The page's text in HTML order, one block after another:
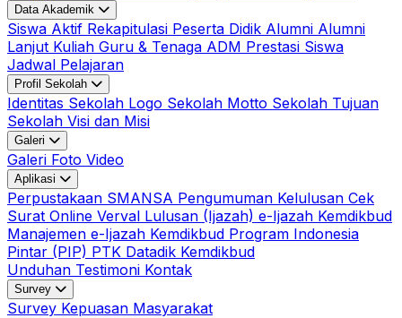
Data Akademik
Siswa Aktif Rekapitulasi Peserta Didik Alumni Alumni
Lanjut Kuliah Guru & Tenaga ADM Prestasi Siswa
Jadwal Pelajaran
Profil Sekolah
Identitas Sekolah Logo Sekolah Motto Sekolah Tujuan
Sekolah Visi dan Misi
Galeri
Galeri Foto Video
Aplikasi
Perpustakaan SMANSA Pengumuman Kelulusan Cek
Surat Online Verval Lulusan (Ijazah) e-Ijazah Kemdikbud
Manajemen e-Ijazah Kemdikbud Program Indonesia
Pintar (PIP) PTK Datadik Kemdikbud
Unduhan Testimoni Kontak
Survey
Survey Kepuasan Masyarakat